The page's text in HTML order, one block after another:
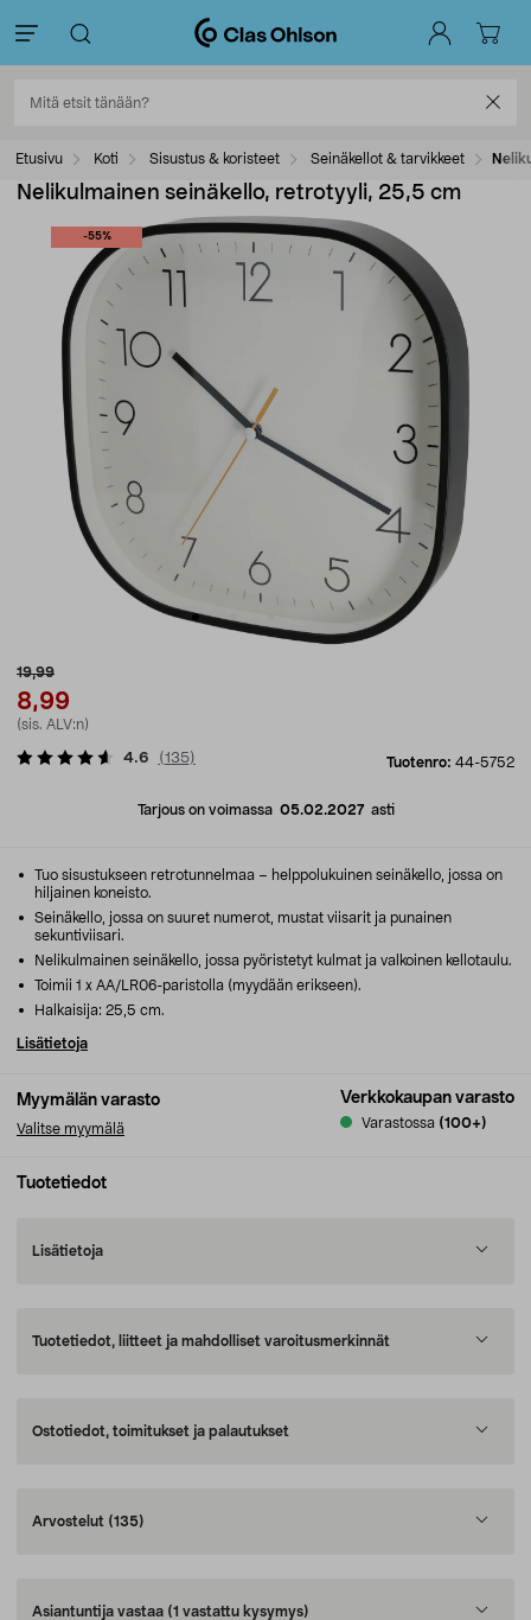
Etusivu Koti Sisustus & koristeet Seinäkellot & tarvikkeet
Nelikulmainen seinäkello, retrotyyli, 25,5 cm
-55%
19,99
8,99
(sis. ALV:n)
Tuotenro: 44-5752
4.6 (135)
Tarjous on voimassa 05.02.2027asti
Myymälän varasto
Valitse myymälä
Verkkokaupan varasto
Varastossa (100+)
Tuo sisustukseen retrotunnelmaa – helppolukuinen seinäkello, jossa on
hiljainen koneisto.
Seinäkello, jossa on suuret numerot, mustat viisarit ja punainen
sekuntiviisari.
Nelikulmainen seinäkello, jossa pyöristetyt kulmat ja valkoinen kellotaulu.
Toimii 1 x AA/LR06-paristolla (myydään erikseen).
Halkaisija: 25,5 cm.
Lisätietoja
Tuotetiedot
Lisätietoja
Tuotetiedot, liitteet ja mahdolliset varoitusmerkinnät
Ostotiedot, toimitukset ja palautukset
Arvostelut (135)
Asiantuntija vastaa (1 vastattu kysymys)